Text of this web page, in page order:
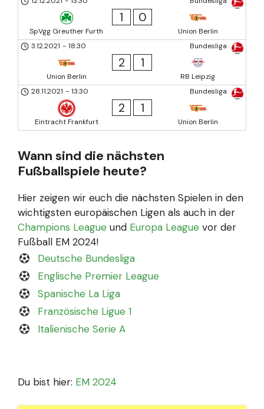
SpVgg Greuther Furth
1 0
Union Berlin
Bundesliga
3.12.2021 - 18:30
Union Berlin
2 1
RB Leipzig
Bundesliga
28.11.2021 - 13:30
Eintracht Frankfurt
2 1
Union Berlin
Wann sind die nächsten
Fußballspiele heute?
Hier zeigen wir euch die nächsten Spielen in den
wichtigsten europäischen Ligen als auch in der
Champions League und Europa League vor der
Fußball EM 2024!
Deutsche Bundesliga
Englische Premier League
Spanische La Liga
Französische Ligue 1
Italienische Serie A
Du bist hier: EM 2024